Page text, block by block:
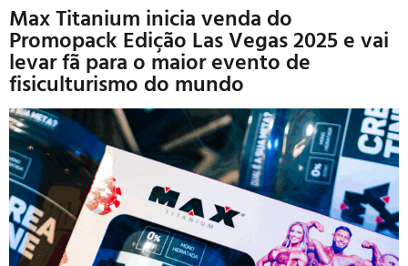
Max Titanium inicia venda do
Promopack Edição Las Vegas 2025 e vai
levar fã para o maior evento de
fisiculturismo do mundo